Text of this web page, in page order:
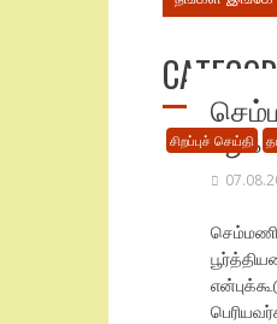
சிறப்புச் செய்தி
ஆக
செம்மணி